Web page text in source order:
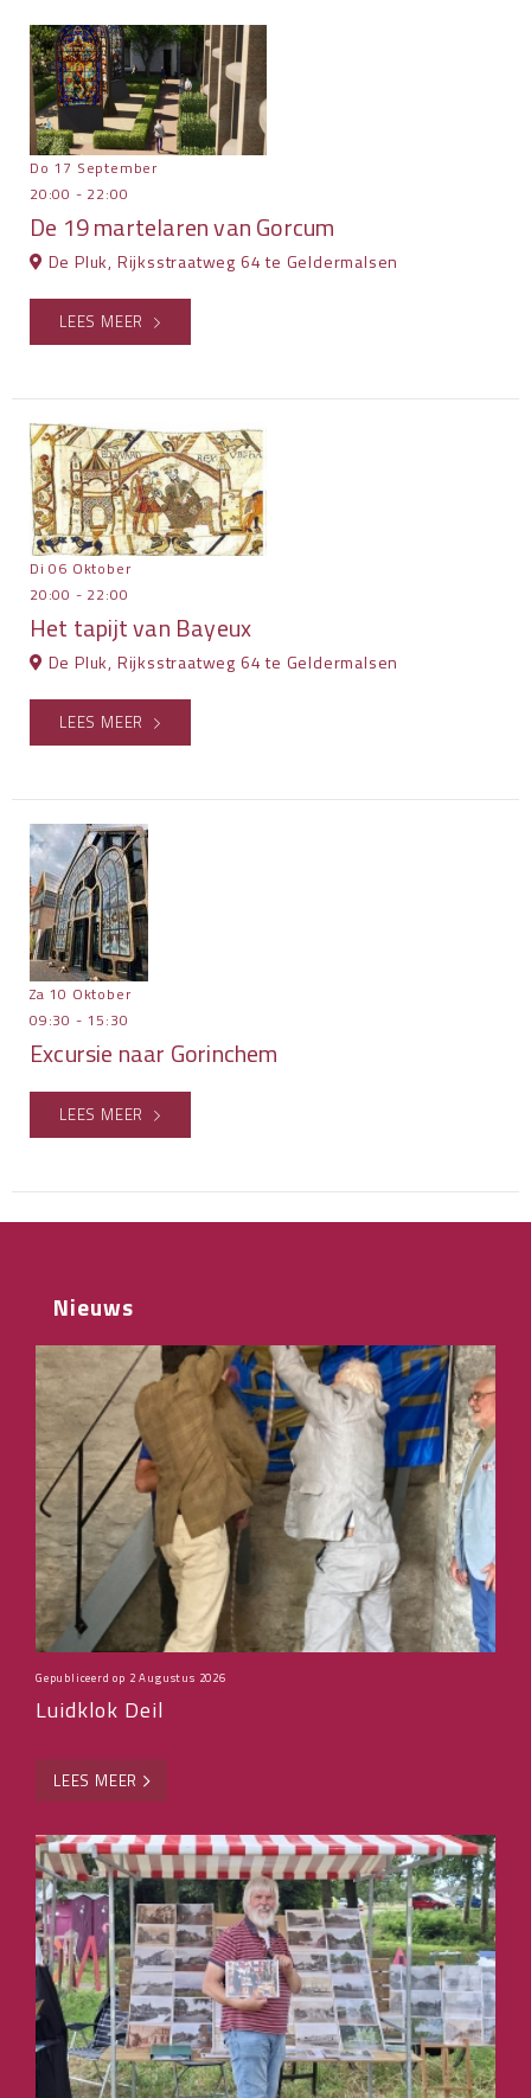
Do 17 September
20:00 - 22:00
De 19 martelaren van Gorcum
De Pluk, Rijksstraatweg 64 te Geldermalsen
LEES MEER
Di 06 Oktober
20:00 - 22:00
Het tapijt van Bayeux
De Pluk, Rijksstraatweg 64 te Geldermalsen
LEES MEER
Za 10 Oktober
09:30 - 15:30
Excursie naar Gorinchem
LEES MEER
Nieuws
Gepubliceerd op 2 Augustus 2026
Luidklok Deil
LEES MEER